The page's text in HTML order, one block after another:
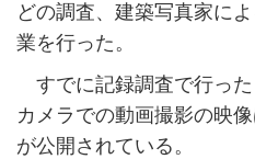
どの調査、建築写真家に
業を行った。
すでに記録調査で行っ
カメラでの動画撮影の映
が公開されている。